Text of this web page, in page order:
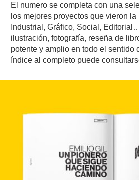
El numero se completa con una
los mejores proyectos que vieron
Industrial, Gráfico, Social,
ilustración, fotografía, reseña de
potente y amplio en todo el sentido
índice al completo puede